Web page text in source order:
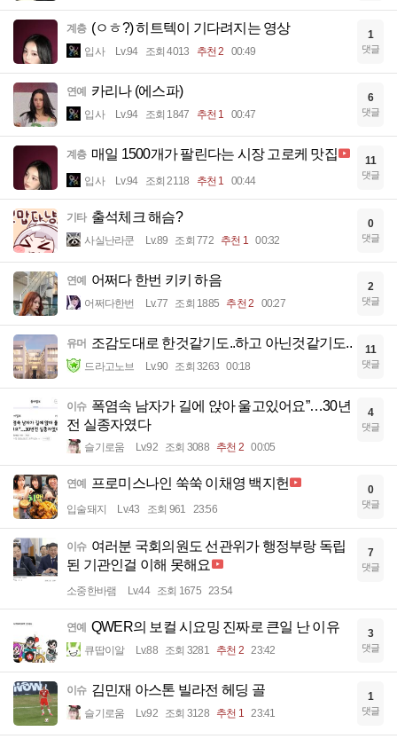
계층 (ㅇㅎ?) 히트텍이 기다려지는 영상
입사 Lv.94 조회 4013 추천 2 00:49
1
댓글
연예 카리나 (에스파)
입사 Lv.94 조회 1847 추천 1 00:47
6
댓글
계층 매일 1500개가 팔린다는 시장 고로케 맛집
입사 Lv.94 조회 2118 추천 1 00:44
11
댓글
기타 출석체크 해슴?
사실난라쿤 Lv.89 조회 772 추천 1 00:32
0
댓글
연예 어쩌다 한번 키키 하음
어쩌다한번 Lv.77 조회 1885 추천 2 00:27
2
댓글
유머 조감도대로 한것같기도..하고 아닌것같기도..
드라고노브 Lv.90 조회 3263 00:18
11
댓글
이슈 폭염속 남자가 길에 앉아 울고있어요”…30년
전 실종자였다
슬기로움 Lv.92 조회 3088 추천 2 00:05
4
댓글
연예 프로미스나인 쑥쑥 이채영 백지헌
입술돼지 Lv.43 조회 961 23:56
0
댓글
이슈 여러분 국회의원도 선관위가 행정부랑 독립
된 기관인걸 이해 못해요
소중한바램 Lv.44 조회 1675 23:54
7
댓글
연예 QWER의 보컬 시요밍 진짜로 큰일 난 이유
큐땁이알 Lv.88 조회 3281 추천 2 23:42
3
댓글
이슈 김민재 아스톤 빌라전 헤딩 골
슬기로움 Lv.92 조회 3128 추천 1 23:41
1
댓글